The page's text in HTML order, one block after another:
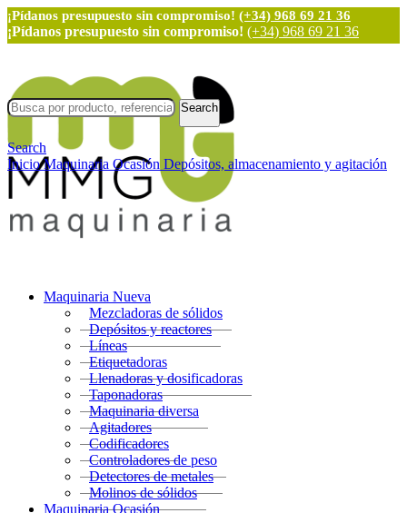
¡Pídanos presupuesto sin compromiso! (+34) 968 69 21 36
¡Pídanos presupuesto sin compromiso! (+34) 968 69 21 36
Maquinaria Nueva
Mezcladoras de sólidos
Depósitos y reactores
Líneas
Etiquetadoras
Llenadoras y dosificadoras
Taponadoras
Maquinaria diversa
Agitadores
Codificadores
Controladores de peso
Detectores de metales
Molinos de sólidos
Maquinaria Ocasión
Search
Search
InicioMaquinaria Ocasión Depósitos, almacenamiento y agitación